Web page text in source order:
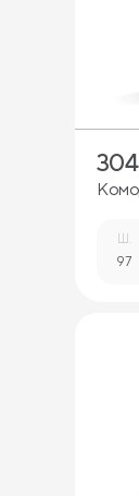
Ш.
97